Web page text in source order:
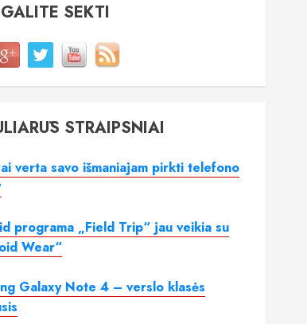
SEKTI
STRAIPSNIAI
verta savo išmaniajam pirkti telefono
programa „Field Trip“ jau veikia su
Wear“
Galaxy Note 4 – verslo klasės